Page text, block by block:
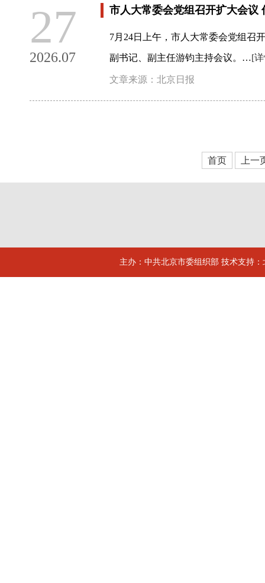
27
2026.07
市人大常委会党组召开扩大会议
7月24日上午，市人大常委会党组召
副书记、副主任游钧主持会议。…[
文章来源：北京日报
首页 上一
主办：中共北京市委组织部 技术支持